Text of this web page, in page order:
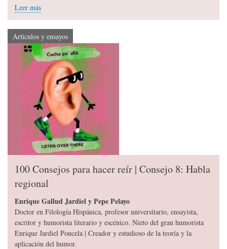
Leer más
Artículos y ensayos
100 Consejos para hacer reír | Consejo 8: Habla
regional
Enrique Gallud Jardiel y Pepe Pelayo
Doctor en Filología Hispánica, profesor universitario, ensayista,
escritor y humorista literario y escénico. Nieto del gran humorista
Enrique Jardiel Poncela | Creador y estudioso de la teoría y la
aplicación del humor.